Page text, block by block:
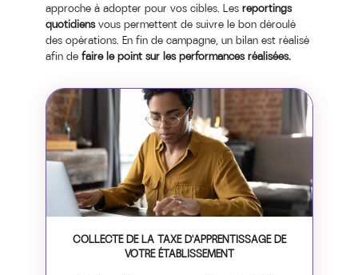
approche à adopter pour vos cibles. Les reportings
quotidiensvous permettent de suivre le bon déroulé
des opérations. En fin de campagne, un bilan est réalisé
afin de faire le point sur les performances réalisées.
COLLECTE DE LA TAXE D'APPRENTISSAGE DE
VOTRE ÉTABLISSEMENT